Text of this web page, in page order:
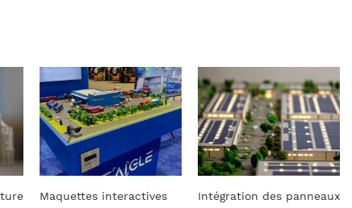
interactives
Intégration des panneaux
Impression 3D